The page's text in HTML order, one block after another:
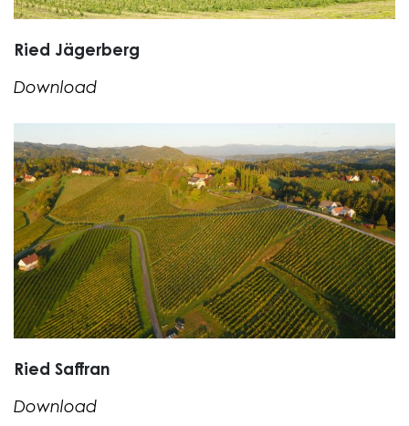
Ried Jägerberg
Download
Ried Saffran
Download